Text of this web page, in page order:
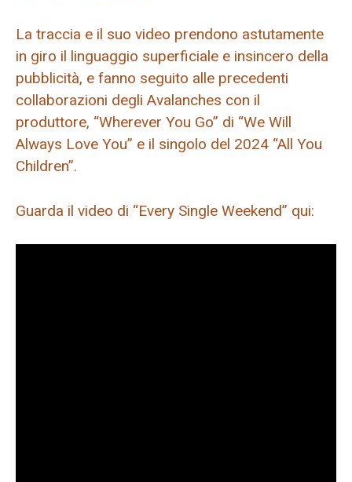
La traccia e il suo video prendono astutamente
in giro il linguaggio superficiale e insincero della
pubblicità, e fanno seguito alle precedenti
collaborazioni degli Avalanches con il
produttore, “Wherever You Go” di “We Will
Always Love You” e il singolo del 2024 “All You
Children”.
Guarda il video di “Every Single Weekend” qui: